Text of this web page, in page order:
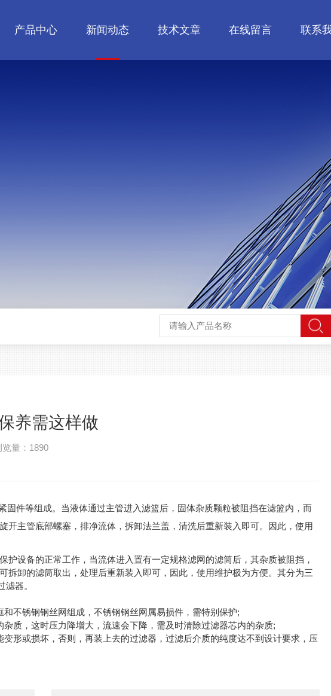
产品中心 新闻动态 技术文章 在线留言 联系
养需这样做
览量：1890
固件等组成。当液体通过主管进入滤篮后，固体杂质颗粒被阻挡在滤篮内，而
开主管底部螺塞，排净流体，拆卸法兰盖，清洗后重新装入即可。因此，使用
设备的正常工作，当流体进入置有一定规格滤网的滤筒后，其杂质被阻挡，
拆卸的滤筒取出，处理后重新装入即可，因此，使用维护极为方便。其分为三
器。
锈钢钢丝网组成，不锈钢钢丝网属易损件，需特别保护;
，这时压力降增大，流速会下降，需及时清除过滤器芯内的杂质;
或损坏，否则，再装上去的过滤器，过滤后介质的纯度达不到设计要求，压